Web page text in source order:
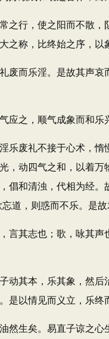
行，使之阳而不散，
称，比终始之序，以
而乐淫。是故其声哀
，顺气成象而和乐
废礼不接于心术，惰
，动四气之和，以着
和清浊，代相为经
道，则惑而不乐。是
其志也；歌，咏其声
其本，乐其象，然后
以情见而义立，乐终
生矣。易直子谅之心